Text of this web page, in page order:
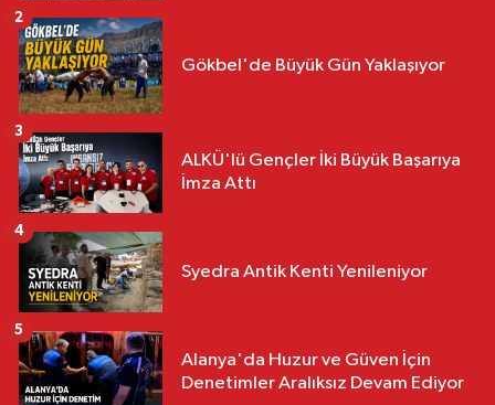
Gökbel'de Büyük Gün Yaklaşıyor
2
ALKÜ'lü Gençler İki Büyük Başarıya
İmza Attı
3
Syedra Antik Kenti Yenileniyor
4
Alanya'da Huzur ve Güven İçin
Denetimler Aralıksız Devam Ediyor
5